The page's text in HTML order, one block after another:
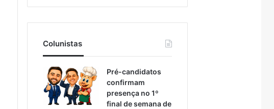
Colunistas
Pré-candidatos
confirmam
presença no 1º
final de semana de